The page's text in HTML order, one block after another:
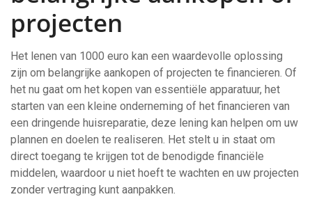
projecten
Het lenen van 1000 euro kan een waardevolle oplossing
zijn om belangrijke aankopen of projecten te financieren. Of
het nu gaat om het kopen van essentiële apparatuur, het
starten van een kleine onderneming of het financieren van
een dringende huisreparatie, deze lening kan helpen om uw
plannen en doelen te realiseren. Het stelt u in staat om
direct toegang te krijgen tot de benodigde financiële
middelen, waardoor u niet hoeft te wachten en uw projecten
zonder vertraging kunt aanpakken.